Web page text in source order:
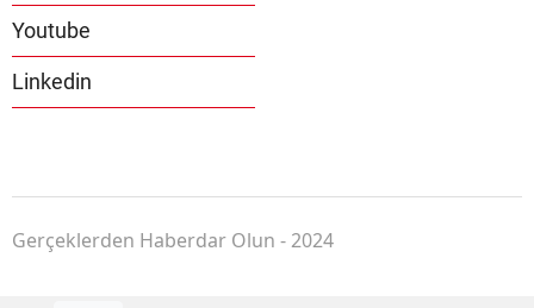
Youtube
Linkedin
Gerçeklerden Haberdar Olun - 2024